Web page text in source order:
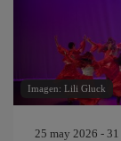
Imagen: Lili Gluck
25 may 2026 -